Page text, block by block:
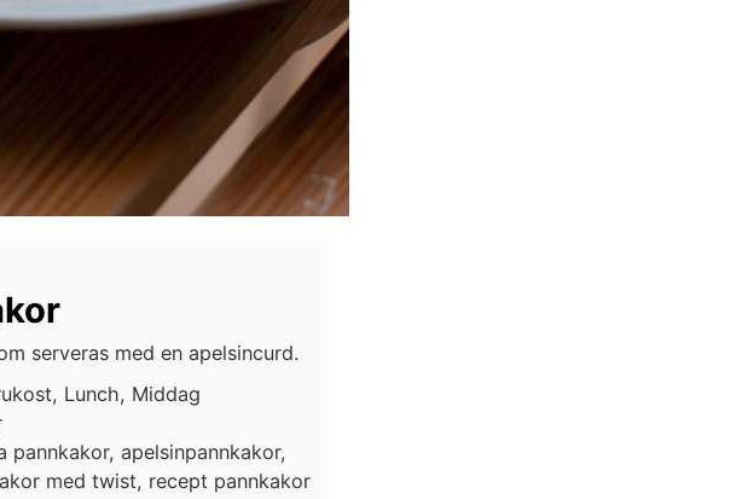
serveras med en apelsincurd.
Lunch, Middag
pannkakor, apelsinpannkakor,
med twist, recept pannkakor